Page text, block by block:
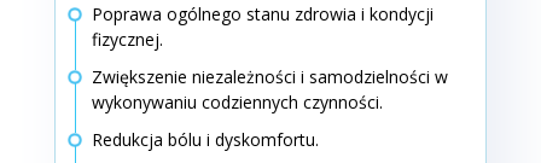
Poprawa ogólnego stanu zdrowia i kondycji
fizycznej.
Zwiększenie niezależności i samodzielności w
wykonywaniu codziennych czynności.
Redukcja bólu i dyskomfortu.